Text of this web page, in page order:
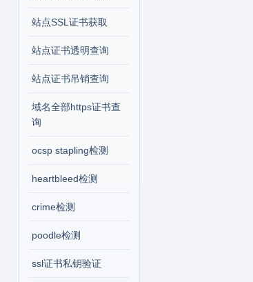
站点SSL证书获取
站点证书透明查询
站点证书吊销查询
域名全部https证书查
询
ocsp stapling检测
heartbleed检测
crime检测
poodle检测
ssl证书私钥验证